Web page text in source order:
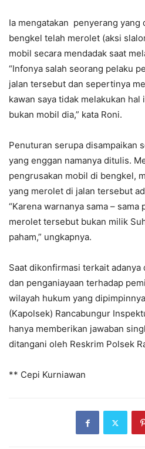
Ia mengatakan penyerang yang
bengkel telah merolet (aksi
mobil secara mendadak saat
“Infonya salah seorang pelaku
jalan tersebut dan sepertinya
kawan saya tidak melakukan
bukan mobil dia,” kata Roni.
Penuturan serupa disampaikan
yang enggan namanya ditulis.
pengrusakan mobil di bengkel,
yang merolet di jalan tersebut
“Karena warnanya sama – sama
merolet tersebut bukan milik
paham,” ungkapnya.
Saat dikonfirmasi terkait adanya
dan penganiayaan terhadap
wilayah hukum yang
(Kapolsek) Rancabungur
hanya memberikan jawaban
ditangani oleh Reskrim Polsek
** Cepi Kurniawan